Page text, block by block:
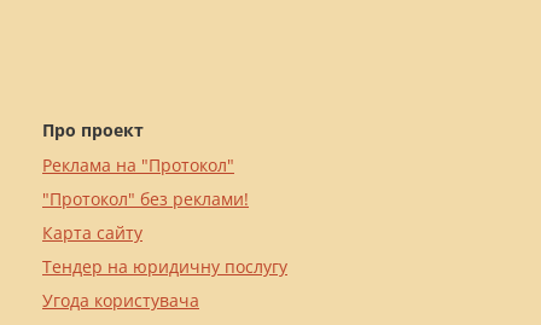
Про проект
Реклама на "Протокол"
"Протокол" без реклами!
Карта сайту
Тендер на юридичну послугу
Угода користувача